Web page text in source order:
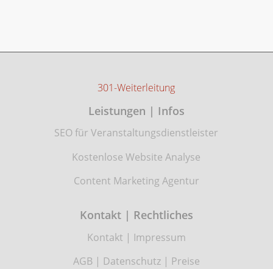
301-Weiterleitung
Leistungen | Infos
SEO für Veranstaltungsdienstleister
Kostenlose Website Analyse
Content Marketing Agentur
Kontakt | Rechtliches
Kontakt | Impressum
AGB| Datenschutz| Preise